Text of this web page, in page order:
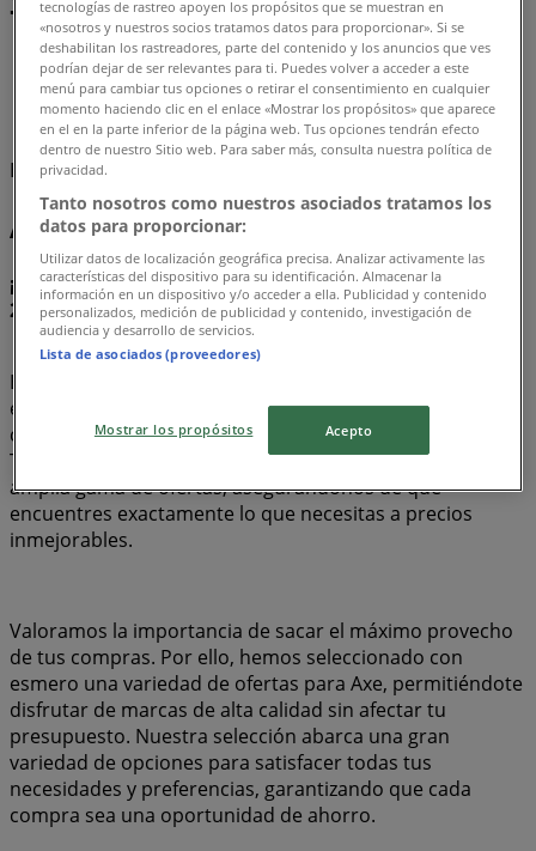
Tiendeo»
Ofertas »
Axe
Estamos a punto de publicar ofertas de Axe
Axe, todas las ofertas a tu alcance
¡Descubre las mejores ofertas para Axe en agosto
2026!
En este mes de agosto del año 2026, estamos
emocionados de ofrecerte las ofertas más atractivas y
competitivas para Axe disponibles en todo Chile. En
Tiendeo, nuestro objetivo es brindarte acceso a una
amplia gama de ofertas, asegurándonos de que
encuentres exactamente lo que necesitas a precios
inmejorables.
Valoramos la importancia de sacar el máximo provecho
de tus compras. Por ello, hemos seleccionado con
esmero una variedad de ofertas para Axe, permitiéndote
disfrutar de marcas de alta calidad sin afectar tu
presupuesto. Nuestra selección abarca una gran
variedad de opciones para satisfacer todas tus
necesidades y preferencias, garantizando que cada
compra sea una oportunidad de ahorro.
tecnologías de rastreo apoyen los propósitos que se muestran en
«nosotros y nuestros socios tratamos datos para proporcionar». Si se
deshabilitan los rastreadores, parte del contenido y los anuncios que ves
podrían dejar de ser relevantes para ti. Puedes volver a acceder a este
menú para cambiar tus opciones o retirar el consentimiento en cualquier
momento haciendo clic en el enlace «Mostrar los propósitos» que aparece
en el en la parte inferior de la página web. Tus opciones tendrán efecto
dentro de nuestro Sitio web. Para saber más, consulta nuestra política de
privacidad.
Tanto nosotros como nuestros asociados tratamos los
datos para proporcionar:
Utilizar datos de localización geográfica precisa. Analizar activamente las
características del dispositivo para su identificación. Almacenar la
información en un dispositivo y/o acceder a ella. Publicidad y contenido
personalizados, medición de publicidad y contenido, investigación de
audiencia y desarrollo de servicios.
Lista de asociados (proveedores)
Mostrar los propósitos Acepto